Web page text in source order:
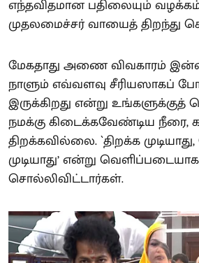
எந்தவிதமான பதிலையும்
முதலமைச்சர் வாயைத்
மேகதாது அணை விவகாரம்
நாளும் எவ்வளவு சீரியஸாகப்
இருக்கிறது என்று உங்களுக்குத்
நமக்கு கிடைக்கவேண்டிய நீரை,
திறக்கவில்லை. `திறக்க
முடியாது’ என்று
சொல்லிவிட்டார்கள்.